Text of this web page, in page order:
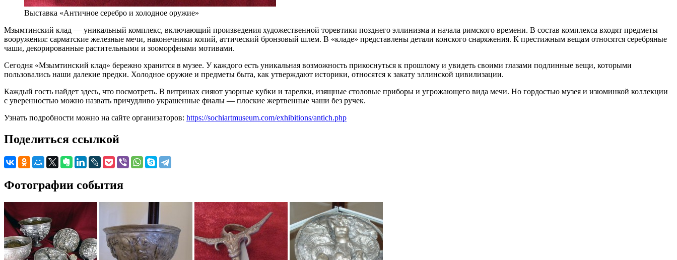
Выставка «Античное серебро и холодное оружие»
Мзымтинский клад — уникальный комплекс, включающий произведения художественной торевтики позднего эллинизма и начала римского времени. В состав комплекса входят предметы
вооружения: сарматские железные мечи, наконечники копий, аттический бронзовый шлем. В «кладе» представлены детали конского снаряжения. К престижным вещам относятся серебряные
чаши, декорированные растительными и зооморфными мотивами.
Сегодня «Мзымтинский клад» бережно хранится в музее. У каждого есть уникальная возможность прикоснуться к прошлому и увидеть своими глазами подлинные вещи, которыми
пользовались наши далекие предки. Холодное оружие и предметы быта, как утверждают историки, относятся к закату эллинской цивилизации.
Каждый гость найдет здесь, что посмотреть. В витринах сияют узорные кубки и тарелки, изящные столовые приборы и угрожающего вида мечи. Но гордостью музея и изюминкой коллекции
с уверенностью можно назвать причудливо украшенные фиалы — плоские жертвенные чаши без ручек.
Узнать подробности можно на сайте организаторов: https://sochiartmuseum.com/exhibitions/antich.php
Поделиться ссылкой
Фотографии события